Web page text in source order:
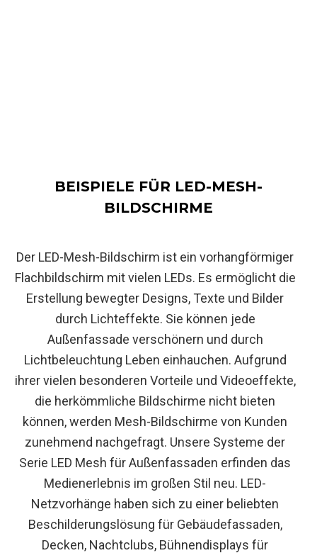
BEISPIELE FÜR LED-MESH-
BILDSCHIRME
Der LED-Mesh-Bildschirm ist ein vorhangförmiger
Flachbildschirm mit vielen LEDs. Es ermöglicht die
Erstellung bewegter Designs, Texte und Bilder
durch Lichteffekte. Sie können jede
Außenfassade verschönern und durch
Lichtbeleuchtung Leben einhauchen. Aufgrund
ihrer vielen besonderen Vorteile und Videoeffekte,
die herkömmliche Bildschirme nicht bieten
können, werden Mesh-Bildschirme von Kunden
zunehmend nachgefragt. Unsere Systeme der
Serie LED Mesh für Außenfassaden erfinden das
Medienerlebnis im großen Stil neu. LED-
Netzvorhänge haben sich zu einer beliebten
Beschilderungslösung für Gebäudefassaden,
Decken, Nachtclubs, Bühnendisplays für